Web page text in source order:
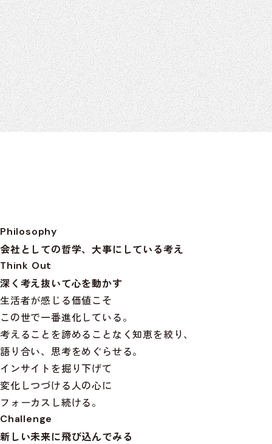
Philosophy
会社としての哲学、大事にしている考え
Think Out
深く考え抜いて心を動かす
生活者が感じる価値こそ
この世で一番進化している。
考えることを諦めることなく知恵を絞り、
語り合い、思考をめぐらせる。
インサイトを掘り下げて
変化しつづける人の心に
フォーカスし続ける。
Challenge
新しい未来に飛び込んでみる